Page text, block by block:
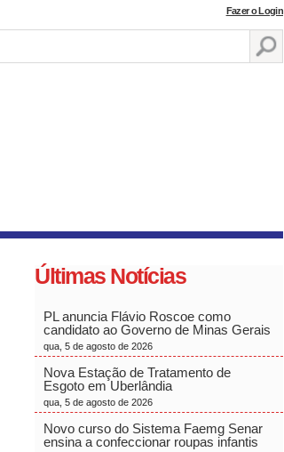
Fazer o Login
Últimas Notícias
PL anuncia Flávio Roscoe como
candidato ao Governo de Minas Gerais
qua, 5 de agosto de 2026
Nova Estação de Tratamento de
Esgoto em Uberlândia
qua, 5 de agosto de 2026
Novo curso do Sistema Faemg Senar
ensina a confeccionar roupas infantis